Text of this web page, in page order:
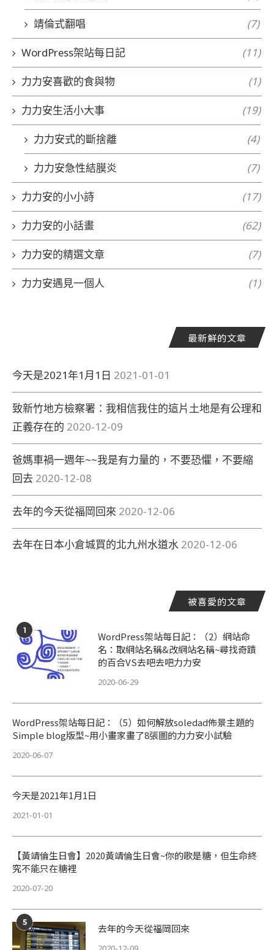
靖倫式翻唱 (7)
WordPress架站每日記 (11)
力力安喜歡的食與物 (1)
力力安生活小大事 (19)
力力安式的斷捨離 (4)
力力安急性結膜炎 (7)
力力安的小小詩 (17)
力力安的小話畫 (62)
力力安的精選文章 (7)
力力安遇見一個人 (1)
最新鮮的文章
今天是2021年1月1日 2021-01-01
致新竹地方檢察署：我相信我住的這片土地是有公理和
正義存在的 2020-12-09
爸媽車禍一週年~~我是有力量的，不要恐懼，不要縮
回去 2020-12-08
去年的今天從福岡回來 2020-12-06
去年在日本小倉城買的北九州水道水 2020-12-06
被喜愛的文章
1
WordPress架站每日記：（2）網站命
名：取網站名稱&改網站名稱~尋找奇蹟
的百合VS去吧去吧力力安
2020-06-29
WordPress架站每日記：（5）如何解放soledad佈景主題的
Simple blog版型~用小畫家畫了8張圖的力力安小試驗
2020-06-07
今天是2021年1月1日
2021-01-01
【黃靖倫生日會】2020黃靖倫生日會~你的歌是糖，但生命終
究不能只在糖裡
2020-07-20
5 去年的今天從福岡回來